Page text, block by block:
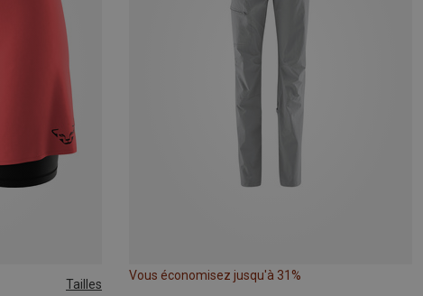
Tailles
Vous économisez jusqu'à 31%